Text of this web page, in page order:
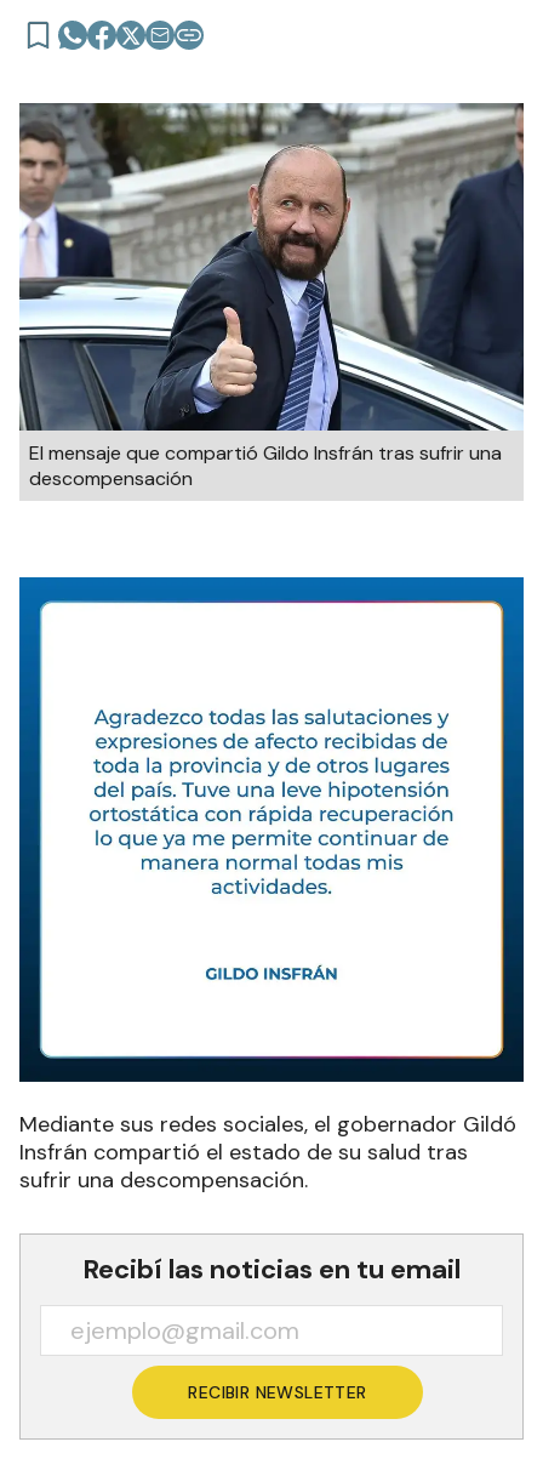
El mensaje que compartió Gildo Insfrán tras sufrir una
descompensación
Mediante sus redes sociales, el gobernador Gildó
Insfrán compartió el estado de su salud tras
sufrir una descompensación.
Recibí las noticias en tu email
RECIBIR NEWSLETTER